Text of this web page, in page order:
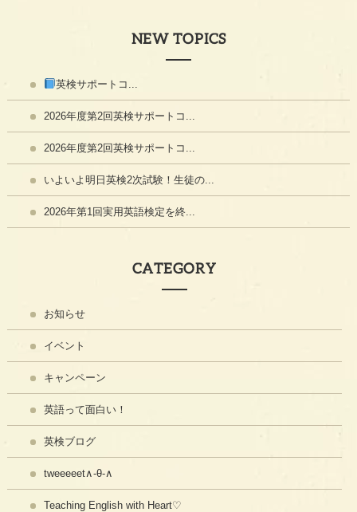
NEW TOPICS
英検サポートコ...
2026年度第2回英検サポートコ...
2026年度第2回英検サポートコ...
いよいよ明日英検2次試験！生徒の...
2026年第1回実用英語検定を終...
CATEGORY
お知らせ
イベント
キャンペーン
英語って面白い！
英検ブログ
tweeeeet∧-θ-∧
Teaching English with Heart♡